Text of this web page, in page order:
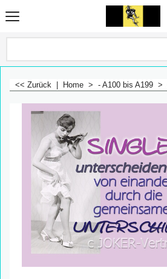
<< Zurück Home > - A100 bis A199 >